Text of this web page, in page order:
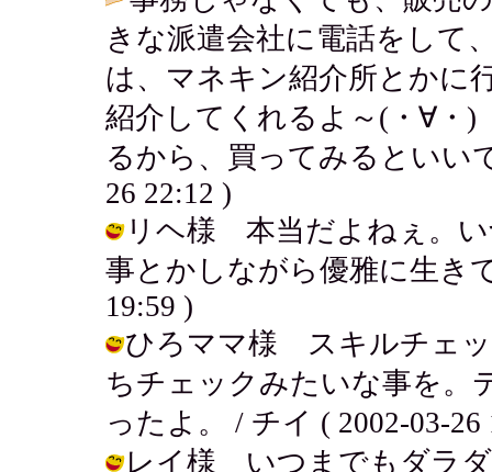
きな派遣会社に電話をして
は、マネキン紹介所とかに
紹介してくれるよ～(・∀・
るから、買ってみるといい
26 22:12 )
リヘ様 本当だよねぇ。い
事とかしながら優雅に生き
19:59 )
ひろママ様 スキルチェッ
ちチェックみたいな事を。
ったよ。 / チイ ( 2002-03-26
レイ様 いつまでもダラ